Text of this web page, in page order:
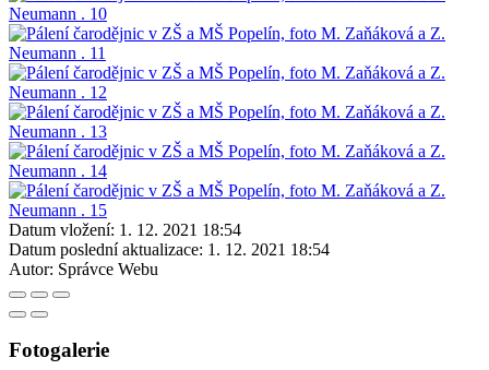
Datum vložení: 1. 12. 2021 18:54
Datum poslední aktualizace: 1. 12. 2021 18:54
Autor: Správce Webu
Fotogalerie